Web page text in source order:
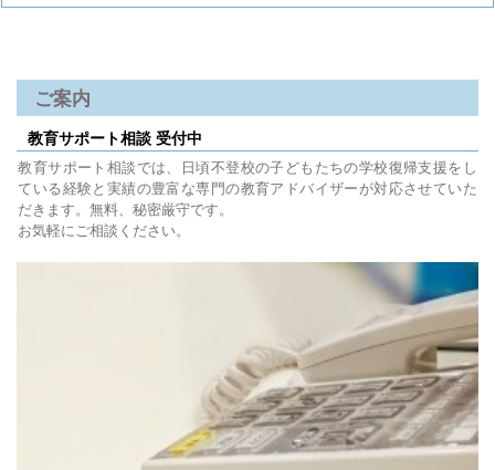
ご案内
教育サポート相談 受付中
教育サポート相談では、日頃不登校の子どもたちの学校復帰支援をし
ている経験と実績の豊富な専門の教育アドバイザーが対応させていた
だきます。無料、秘密厳守です。
お気軽にご相談ください。